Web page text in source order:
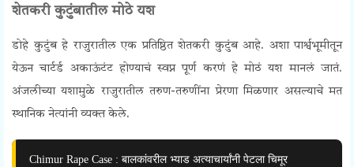
शेतकरी कुटुंबातील मोठे यश
डोहे कुटुंब हे राजुरातील एक प्रतिष्ठित शेतकरी कुटुंब आहे. अशा पार्श्वभूमीतून
येऊन चार्टर्ड अकाऊंटंट होण्याचं स्वप्न पूर्ण करणं हे मोठं यश मानलं जातं.
अंजलीच्या यशामुळे राजुरातील तरुण-तरुणींना प्रेरणा मिळणार असल्याचे मत
स्थानिक नेत्यांनी व्यक्त केले.
Chimur Rape Case : बालकांवरील भ्याड अत्याचार्यांनी पेटला चिमूर